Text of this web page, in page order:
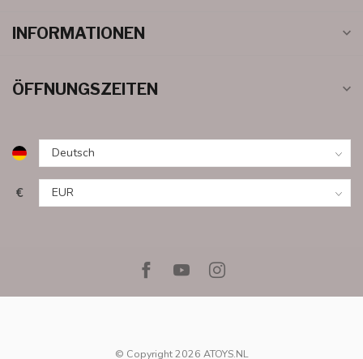
INFORMATIONEN
ÖFFNUNGSZEITEN
€
© Copyright 2026 ATOYS.NL